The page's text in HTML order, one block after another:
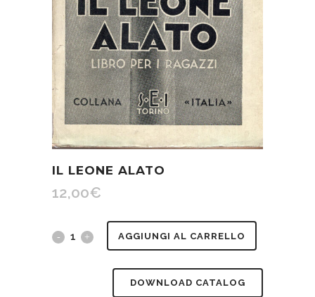
IL LEONE ALATO
12,00€
Il AGGIUNGI AL CARRELLO
DOWNLOAD CATALOG